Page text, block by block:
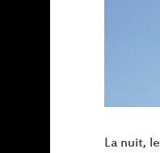
La nuit,